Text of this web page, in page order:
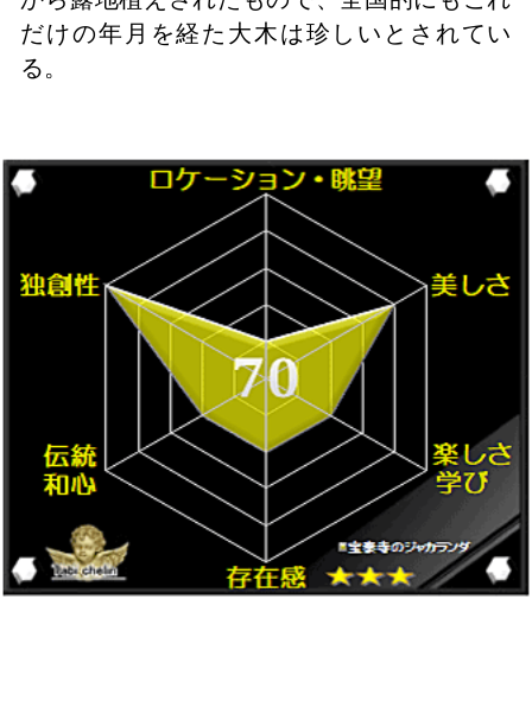
だけの年月を経た大木は珍しいとされてい
る。